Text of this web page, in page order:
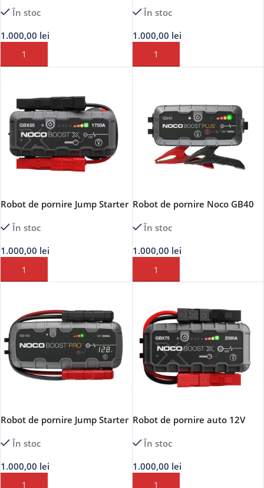
TOOLS
În stoc
1.000,00 lei
ADAUGĂ ÎN COȘ
Lithium 4250A
În stoc
1.000,00 lei
ADAUGĂ ÎN COȘ
Robot de pornire Jump Starter
Lithium 1750A
În stoc
1.000,00 lei
ADAUGĂ ÎN COȘ
Robot de pornire Noco GB40
12V 1000A Lithium
În stoc
1.000,00 lei
ADAUGĂ ÎN COȘ
Robot de pornire Jump Starter
PRO Lithium 3000A
În stoc
1.000,00 lei
ADAUGĂ ÎN COȘ
Robot de pornire auto 12V
Starter Lithium 2500A
În stoc
1.000,00 lei
ADAUGĂ ÎN COȘ